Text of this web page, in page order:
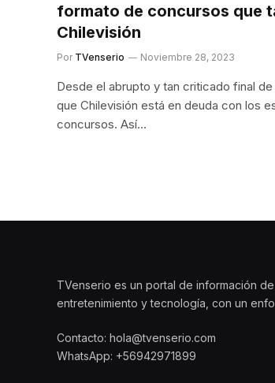
formato de concursos que
Chilevisión
Por TVenserio Noviembre 28, 2023
Desde el abrupto y tan criticado final de
que Chilevisión está en deuda con los
concursos. Así…
TVenserio es un portal de información
entretenimiento y tecnología, con un
Contacto: hola@tvenserio.com
WhatsApp: +56942971899